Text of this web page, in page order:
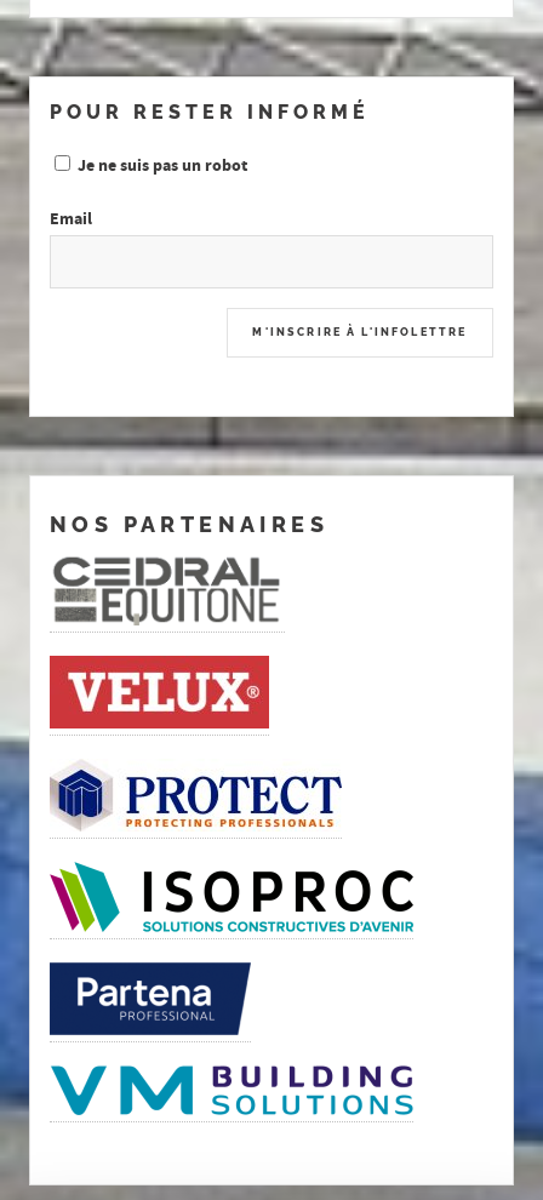
POUR RESTER INFORMÉ
Je ne suis pas un robot
Email
NOS PARTENAIRES